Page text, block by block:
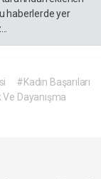
haberlerde yer
#Kadın Başarıları
Dayanışma